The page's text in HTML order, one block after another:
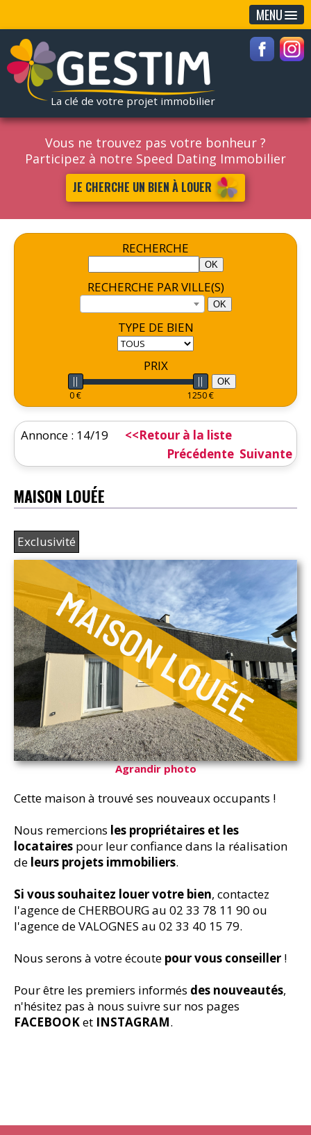
MENU
La clé de votre projet immobilier
Vous ne trouvez pas votre bonheur ?
Participez à notre Speed Dating Immobilier
JE CHERCHE UN BIEN À LOUER
RECHERCHE
RECHERCHE PAR VILLE(S)
OK
TYPE DE BIEN
PRIX
0 € 1250 €
OK
Annonce : 14/19 <<Retour à la liste
Précédente Suivante
MAISON LOUÉE
Exclusivité
Agrandir photo
Cette maison à trouvé ses nouveaux occupants !
Nous remercions les propriétaires et les
locataires pour leur confiance dans la réalisation
de leurs projets immobiliers.
Si vous souhaitez louer votre bien, contactez
l'agence de CHERBOURG au 02 33 78 11 90 ou
l'agence de VALOGNES au 02 33 40 15 79.
Nous serons à votre écoute pour vous conseiller !
Pour être les premiers informés des nouveautés,
n'hésitez pas à nous suivre sur nos pages
FACEBOOKet INSTAGRAM.